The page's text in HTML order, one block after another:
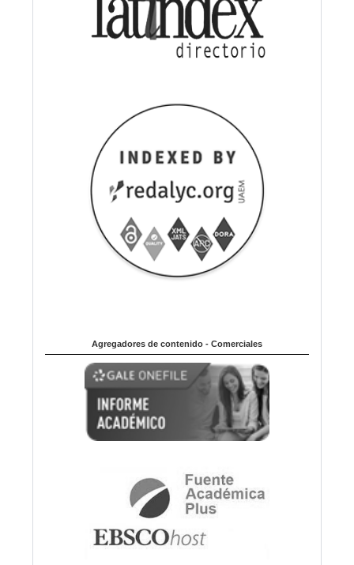
Agregadores de contenido - Comerciales